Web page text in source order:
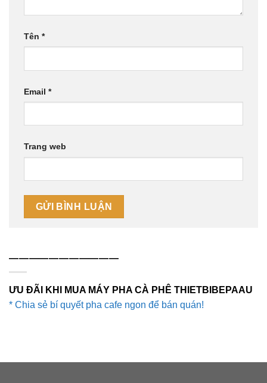
Tên *
Email *
Trang web
———————————
ƯU ĐÃI KHI MUA MÁY PHA CÀ PHÊ THIETBIBEPAAU
* Chia sẻ bí quyết pha cafe ngon để bán quán!